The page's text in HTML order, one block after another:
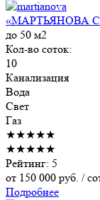
«МАРТЬЯНОВА
до 50 м2
Кол-во соток:
10
Канализация
Вода
Свет
Газ
★★★★★
★★★★★
Рейтинг: 5
от 150 000 руб. /
Подробнее